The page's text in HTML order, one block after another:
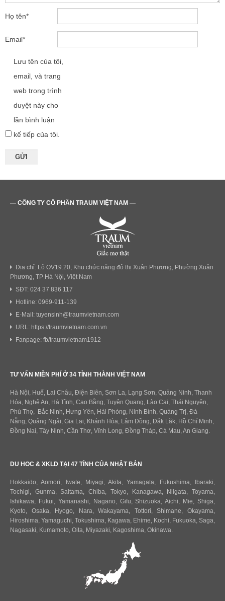
Họ tên*
Email*
Lưu tên của tôi,
email, và trang
web trong trình
duyệt này cho
lần bình luận
kế tiếp của tôi.
— CÔNG TY CỔ PHẦN TRAUM VIỆT NAM —
Địa chỉ: Lô OV19.20, Khu chức năng đô thị Xuân Phương, Phường Xuân
Phương, TP Hà Nội, Việt Nam
SĐT: 024 37 836 117
Hotline: 0969-911-139
E-Mail: tuyensinh@traumvietnam.com
URL: https://traumvietnam.com.vn
Fanpage: fb/traumvietnam1912
TƯ VẤN MIỄN PHÍ Ở 34 TỈNH THÀNH VIỆT NAM
Hà Nội, Huế, Lai Châu, Điện Biên, Sơn La, Lạng Sơn, Quảng Ninh, Thanh
Hóa, Nghệ An, Hà Tĩnh, Cao Bằng, Tuyên Quang, Lào Cai, Thái Nguyên,
Phú Thọ, Bắc Ninh, Hưng Yên, Hải Phòng, Ninh Bình, Quảng Trị, Đà
Nẵng, Quảng Ngãi, Gia Lai, Khánh Hòa, Lâm Đồng, Đăk Lăk, Hồ Chí Minh,
Đồng Nai, Tây Ninh, Cần Thơ, Vĩnh Long, Đồng Tháp, Cà Mau, An Giang.
DU HOC & XKLD TẠI 47 TỈNH CỦA NHẬT BẢN
Hokkaido,Aomori, Iwate, Miyagi,Akita,Yamagata, Fukushima, Ibaraki,
Tochigi, Gunma, Saitama,Chiba, Tokyo, Kanagawa, Niigata,Toyama,
Ishikawa, Fukui, Yamanashi, Nagano, Gifu, Shizuoka,Aichi, Mie, Shiga,
Kyoto, Osaka, Hyogo, Nara,Wakayama, Tottori, Shimane,Okayama,
Hiroshima, Yamaguchi, Tokushima, Kagawa, Ehime, Kochi, Fukuoka, Saga,
Nagasaki, Kumamoto, Oita, Miyazaki, Kagoshima, Okinawa.